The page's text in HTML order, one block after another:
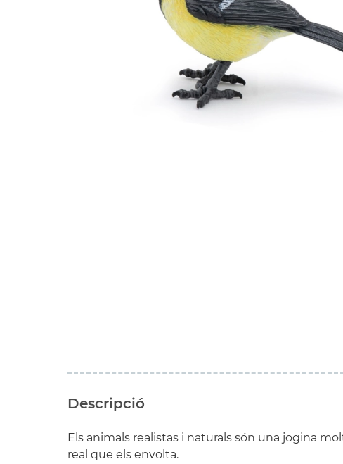
Descripció
Els animals realistas i naturals són una jogina
real que els envolta.